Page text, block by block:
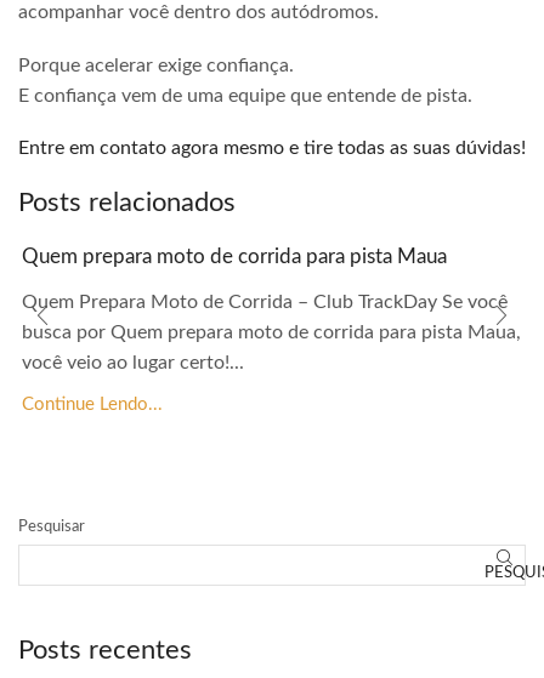
acompanhar você dentro dos autódromos.
Porque acelerar exige confiança.
E confiança vem de uma equipe que entende de pista.
Entre em contato agora mesmo e tire todas as suas dúvidas!
Posts relacionados
Quem prepara moto de corrida para pista Maua
Quem Prepara Moto de Corrida – Club TrackDay Se você
busca por Quem prepara moto de corrida para pista Maua,
você veio ao lugar certo!...
Continue Lendo...
Pesquisar
Posts recentes